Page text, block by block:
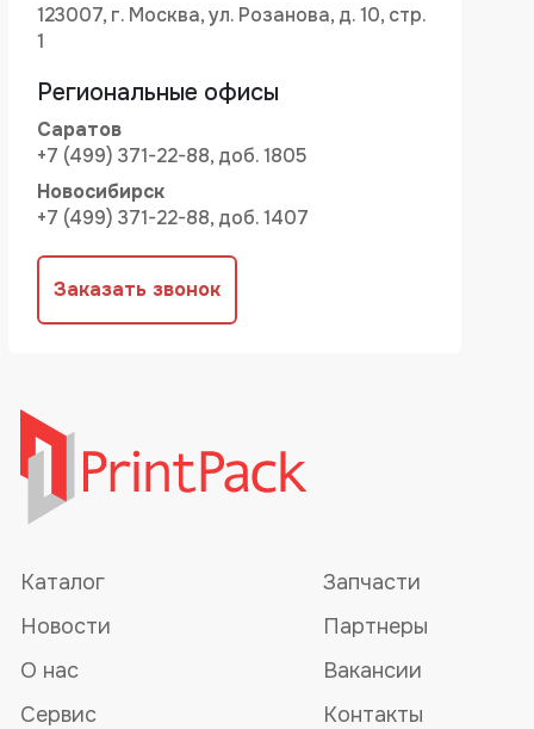
123007, г. Москва, ул. Розанова, д. 10, стр.
1
Региональные офисы
Саратов
+7 (499) 371-22-88, доб. 1805
Новосибирск
+7 (499) 371-22-88, доб. 1407
Заказать звонок
Каталог
Новости
О нас
Сервис
Запчасти
Партнеры
Вакансии
Контакты